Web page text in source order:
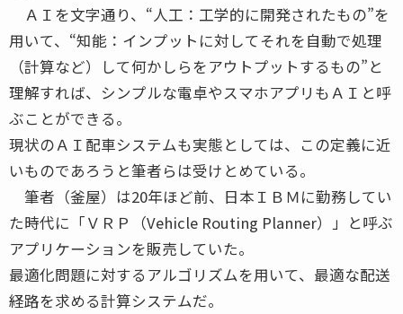
ＡＩを文字通り、“人工：工学的に開発されたもの”を
用いて、“知能：インプットに対してそれを自動で処理
（計算など）して何かしらをアウトプットするもの”と
理解すれば、シンプルな電卓やスマホアプリもＡＩと呼
ぶことができる。
現状のＡＩ配車システムも実態としては、この定義に近
いものであろうと筆者らは受けとめている。
筆者（釜屋）は20年ほど前、日本ＩＢＭに勤務してい
た時代に「ＶＲＰ（Vehicle Routing Planner）」と呼ぶ
アプリケーションを販売していた。
最適化問題に対するアルゴリズムを用いて、最適な配送
経路を求める計算システムだ。